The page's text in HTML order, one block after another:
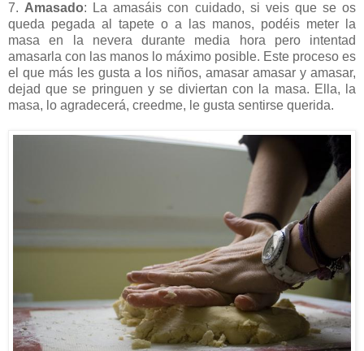
7. Amasado: La amasáis con cuidado, si veis que se os
queda pegada al tapete o a las manos, podéis meter la
masa en la nevera durante media hora pero intentad
amasarla con las manos lo máximo posible. Este proceso es
el que más les gusta a los niños, amasar amasar y amasar,
dejad que se pringuen y se diviertan con la masa. Ella, la
masa, lo agradecerá, creedme, le gusta sentirse querida.